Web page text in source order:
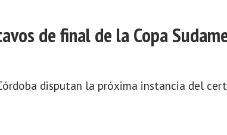
de final de la Copa
disputan la próxima instancia del